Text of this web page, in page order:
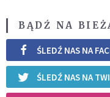
BĄDŹ NA
ŚLEDŹ NAS NA
ŚLEDŹ NAS NA